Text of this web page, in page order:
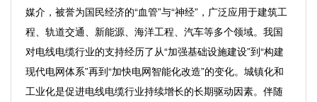
媒介，被誉为国民经济的“血管”与“神经”，广泛应用于建筑工
程、轨道交通、新能源、海洋工程、汽车等多个领域。我国
对电线电缆行业的支持经历了从“加强基础设施建设”到“构建
现代电网体系”再到“加快电网智能化改造”的变化。城镇化和
工业化是促进电线电缆行业持续增长的长期驱动因素。伴随